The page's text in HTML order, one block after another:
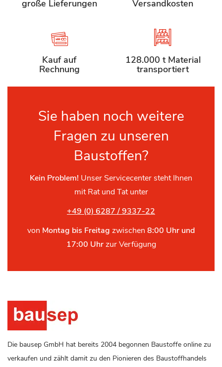
große Lieferungen Versandkosten
Kauf auf
Rechnung
128.000 t Material
transportiert
Sie haben noch weitere
Fragen zu unseren
Baustoffen?
Kein Problem! Unser Servicecenter steht Ihnen
mit Rat und Tat unter
+49 (0) 6287 / 9337-22
von Montag bis Freitag zwischen 8:00 Uhr und
17:00 Uhrzur Verfügung
Die bausep GmbH hat bereits 2004 begonnen Baustoffe online zu
verkaufen und zählt damit zu den Pionieren des Baustoffhandels